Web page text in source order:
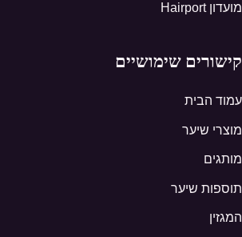
מועדון Hairport
קישורים שימושיים
עמוד הבית
מוצרי שיער
מותגים
תוספות שיער
המגזין